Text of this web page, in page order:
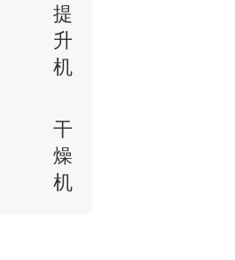
提
升
机
干
燥
机